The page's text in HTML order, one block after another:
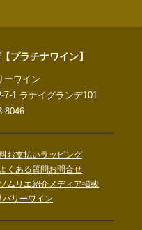
プラチナワイン】
ーワイン
7-1 ラナイグランデ101
8046
お支払いラッピング
よくある質問お問合せ
ソムリエ紹介メディア掲載
バリーワイン